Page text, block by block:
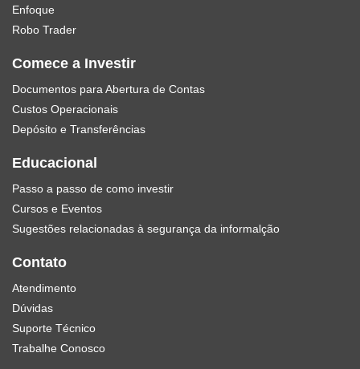
Enfoque
Robo Trader
Comece a Investir
Documentos para Abertura de Contas
Custos Operacionais
Depósito e Transferências
Educacional
Passo a passo de como investir
Cursos e Eventos
Sugestões relacionadas à segurança da informalção
Contato
Atendimento
Dúvidas
Suporte Técnico
Trabalhe Conosco